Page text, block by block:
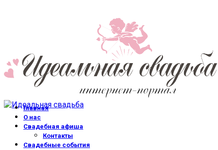
Главная
О нас
Свадебная афиша
Контакты
Свадебные события